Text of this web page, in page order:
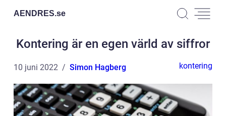
AENDRES.se
Kontering är en egen värld av siffror
10 juni 2022 Simon Hagberg kontering